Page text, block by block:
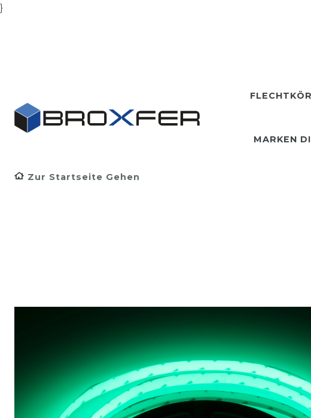
}
MARKEN
Zur Startseite Gehen